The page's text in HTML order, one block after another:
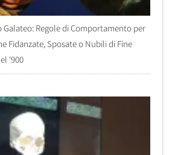
Galateo: Regole di Comportamento per
Fidanzate, Sposate o Nubili di Fine
‘900